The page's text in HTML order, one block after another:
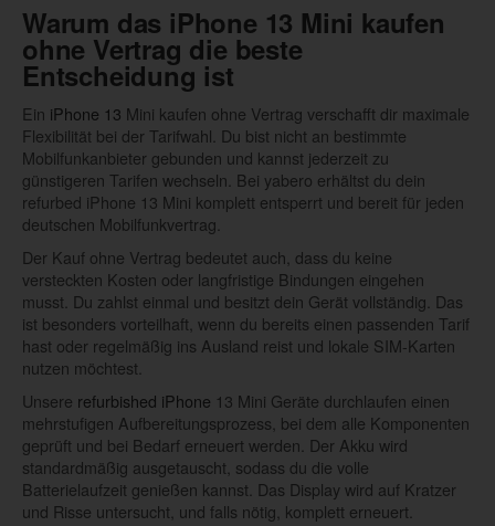
Warum das iPhone 13 Mini kaufen
ohne Vertrag die beste
Entscheidung ist
Ein iPhone 13 Mini kaufen ohne Vertrag verschafft dir maximale
Flexibilität bei der Tarifwahl. Du bist nicht an bestimmte
Mobilfunkanbieter gebunden und kannst jederzeit zu
günstigeren Tarifen wechseln. Bei yabero erhältst du dein
refurbed iPhone 13 Mini komplett entsperrt und bereit für jeden
deutschen Mobilfunkvertrag.
Der Kauf ohne Vertrag bedeutet auch, dass du keine
versteckten Kosten oder langfristige Bindungen eingehen
musst. Du zahlst einmal und besitzt dein Gerät vollständig. Das
ist besonders vorteilhaft, wenn du bereits einen passenden Tarif
hast oder regelmäßig ins Ausland reist und lokale SIM-Karten
nutzen möchtest.
Unsere refurbished iPhone 13 Mini Geräte durchlaufen einen
mehrstufigen Aufbereitungsprozess, bei dem alle Komponenten
geprüft und bei Bedarf erneuert werden. Der Akku wird
standardmäßig ausgetauscht, sodass du die volle
Batterielaufzeit genießen kannst. Das Display wird auf Kratzer
und Risse untersucht, und falls nötig, komplett erneuert.